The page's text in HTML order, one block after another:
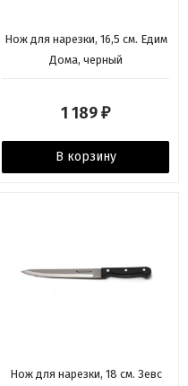
Нож для нарезки, 16,5 см. Едим
Дома, черный
1 189 ₽
В корзину
Нож для нарезки, 18 см. Зевс